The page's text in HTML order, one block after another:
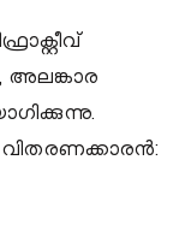
അലങ്കാര